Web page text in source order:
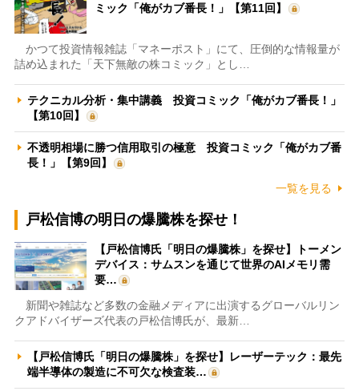
ミック「俺がカブ番長！」【第11回】
かつて投資情報雑誌「マネーポスト」にて、圧倒的な情報量が
詰め込まれた「天下無敵の株コミック」とし…
テクニカル分析・集中講義 投資コミック「俺がカブ番長！」
【第10回】
不透明相場に勝つ信用取引の極意 投資コミック「俺がカブ番
長！」【第9回】
一覧を見る
戸松信博の明日の爆騰株を探せ！
【戸松信博氏「明日の爆騰株」を探せ】トーメン
デバイス：サムスンを通じて世界のAIメモリ需
要…
新聞や雑誌など多数の金融メディアに出演するグローバルリン
クアドバイザーズ代表の戸松信博氏が、最新…
【戸松信博氏「明日の爆騰株」を探せ】レーザーテック：最先
端半導体の製造に不可欠な検査装…